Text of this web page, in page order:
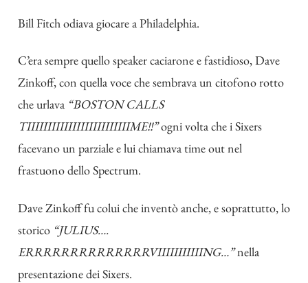
Bill Fitch odiava giocare a Philadelphia.
C’era sempre quello speaker caciarone e fastidioso, Dave
Zinkoff, con quella voce che sembrava un citofono rotto
che urlava “BOSTON CALLS
TIIIIIIIIIIIIIIIIIIIIIIIIIME!!”ogni volta che i Sixers
facevano un parziale e lui chiamava time out nel
frastuono dello Spectrum.
Dave Zinkoff fu colui che inventò anche, e soprattutto, lo
storico “JULIUS….
ERRRRRRRRRRRRRRVIIIIIIIIIIING…”nella
presentazione dei Sixers.